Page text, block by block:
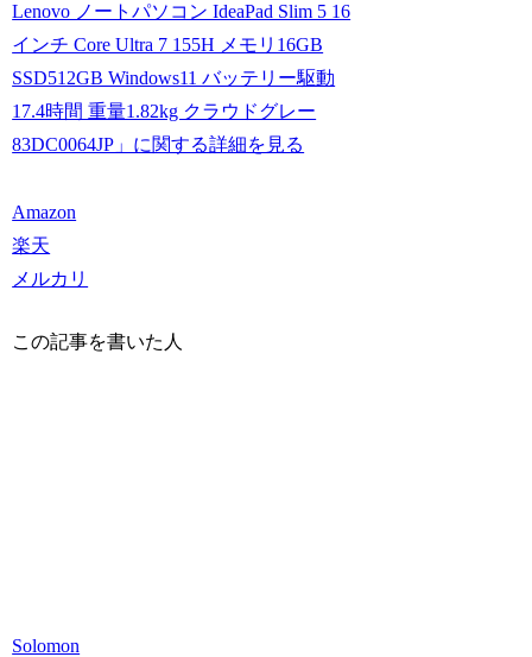
Lenovo ノートパソコン IdeaPad Slim 5 16
インチ Core Ultra 7 155H メモリ16GB
SSD512GB Windows11 バッテリー駆動
17.4時間 重量1.82kg クラウドグレー
83DC0064JP」に関する詳細を見る
Amazon
楽天
メルカリ
この記事を書いた人
Solomon